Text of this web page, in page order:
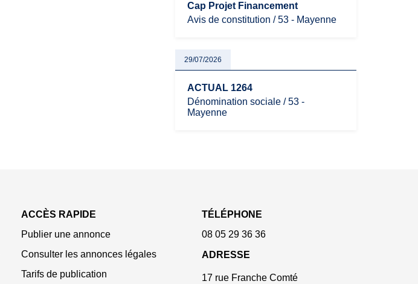
Cap Projet Financement
Avis de constitution / 53 - Mayenne
29/07/2026
ACTUAL 1264
Dénomination sociale / 53 -
Mayenne
ACCÈS RAPIDE
Publier une annonce
Consulter les annonces légales
Tarifs de publication
TÉLÉPHONE
08 05 29 36 36
ADRESSE
17 rue Franche Comté